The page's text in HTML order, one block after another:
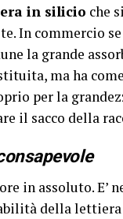
in silicio che
In commercio
la grande
ma ha
per la
il sacco della
in assoluto. E’
della